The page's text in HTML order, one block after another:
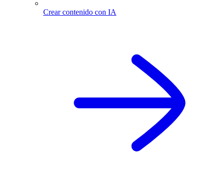
Crear contenido con IA